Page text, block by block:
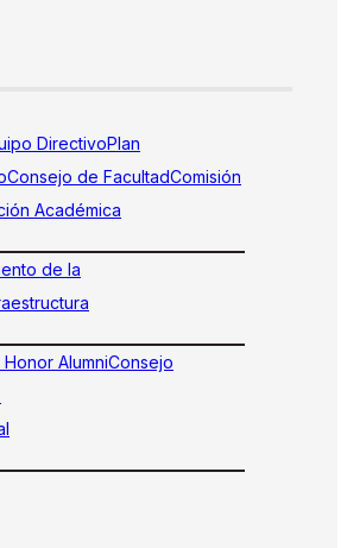
DirectivoPlan
Consejo de FacultadComisión
Académica
de la
AlumniConsejo